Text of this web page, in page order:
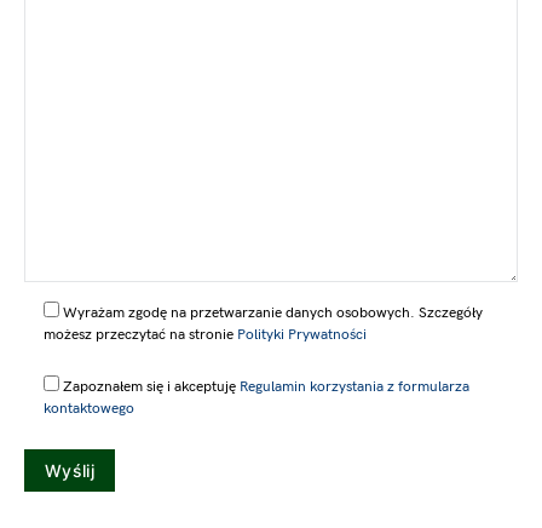
Wyrażam zgodę na przetwarzanie danych osobowych. Szczegóły
możesz przeczytać na stronie Polityki Prywatności
Zapoznałem się i akceptuję Regulamin korzystania z formularza
kontaktowego